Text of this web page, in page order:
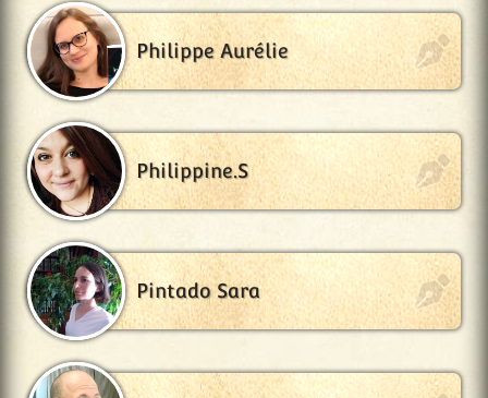
Philippe Aurélie
Philippine.S
Pintado Sara